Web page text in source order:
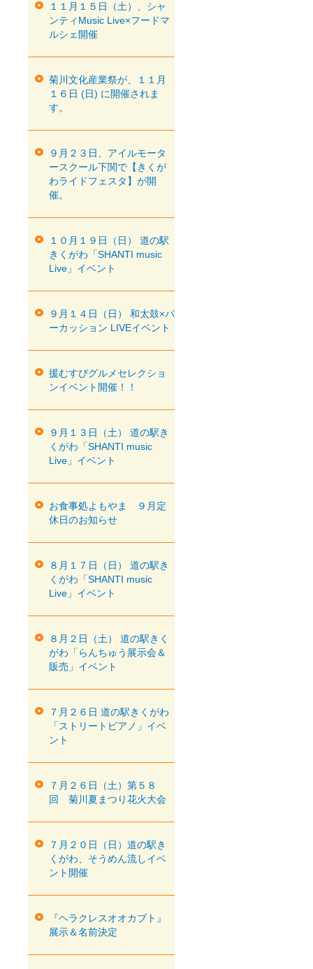
１１月１５日（土）、シャ
ンティMusic Live×フードマ
ルシェ開催
菊川文化産業祭が、１１月
１６日 (日) に開催されま
す。
９月２３日、アイルモータ
ースクール下関で【きくが
わライドフェスタ】が開
催。
１０月１９日（日） 道の駅
きくがわ「SHANTI music
Live」イベント
９月１４日（日） 和太鼓×パ
ーカッション LIVEイベント
援むすびグルメセレクショ
ンイベント開催！！
９月１３日（土） 道の駅き
くがわ「SHANTI music
Live」イベント
お食事処よもやま ９月定
休日のお知らせ
８月１７日（日） 道の駅き
くがわ「SHANTI music
Live」イベント
８月２日（土） 道の駅きく
がわ「らんちゅう展示会＆
販売」イベント
７月２６日 道の駅きくがわ
「ストリートピアノ」イベ
ント
７月２６日（土）第５８
回 菊川夏まつり花火大会
７月２０日（日）道の駅き
くがわ、そうめん流しイベ
ント開催
『ヘラクレスオオカブト』
展示＆名前決定